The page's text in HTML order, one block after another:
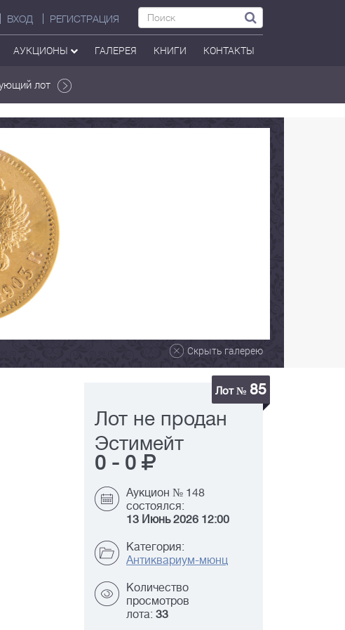
ВХОД РЕГИСТРАЦИЯ
АУКЦИОНЫ ГАЛЕРЕЯ КНИГИ КОНТАКТЫ
лот
Скрыть галерею
Лот № 85
Лот не продан
Эстимейт
0 - 0
Аукцион № 148
состоялся:
13 Июнь 2026 12:00
Категория:
Антиквариум-мюнц
Количество
просмотров
лота: 33